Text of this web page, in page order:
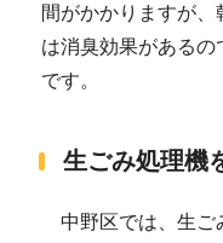
間がかかりますが
は消臭効果がある
です。
生ごみ処理機
中野区では、生ご